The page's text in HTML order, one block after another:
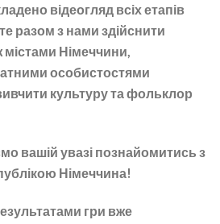
відеогляд всіх етапів
разом з нами здійснити
Німеччини,
особистостями
культуру та фольклор
вашій увазі познайомитись з
Німеччина!
гри вже